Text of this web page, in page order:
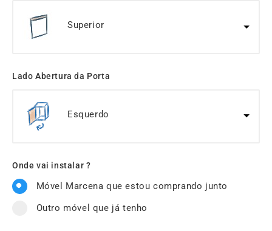
Superior
Lado Abertura da Porta
Esquerdo
Onde vai instalar ?
Móvel Marcena que estou comprando junto
Outro móvel que já tenho